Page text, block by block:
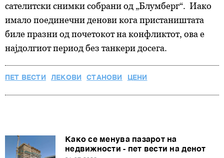
сателитски снимки собрани од „Блумберг“. Иако
имало поединечни денови кога пристаништата
биле празни од почетокот на конфликтот, ова е
најдолгиот период без танкери досега.
ПЕТ ВЕСТИ ЛЕКОВИ СТАНОВИ ЦЕНИ
Како се менува пазарот на
недвижности - пет вести на денот